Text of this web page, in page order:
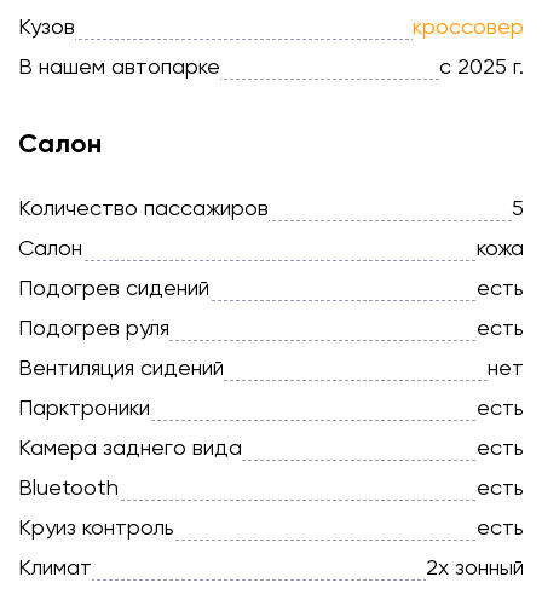
Кузов
кроссовер
В нашем автопарке
с 2025 г.
Салон
Количество пассажиров
5
Салон
кожа
Подогрев сидений
есть
Подогрев руля
есть
Вентиляция сидений
нет
Парктроники
есть
Камера заднего вида
есть
Bluetooth
есть
Круиз контроль
есть
Климат
2х зонный